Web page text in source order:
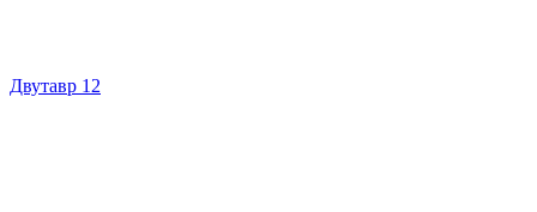
Двутавр 12